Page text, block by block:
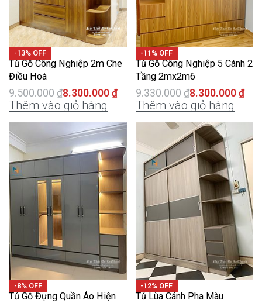
-13% OFF
Tủ Gỗ Công Nghiệp 2m Che
Điều Hoà
9.500.000₫8.300.000 ₫
Thêm vào giỏ hàng
-11% OFF
Tủ Gỗ Công Nghiệp 5 Cánh 2
Tầng 2mx2m6
9.330.000₫8.300.000 ₫
Thêm vào giỏ hàng
-8% OFF
Tủ Gỗ Đựng Quần Áo Hiện
-12% OFF
Tủ Lùa Cánh Pha Màu